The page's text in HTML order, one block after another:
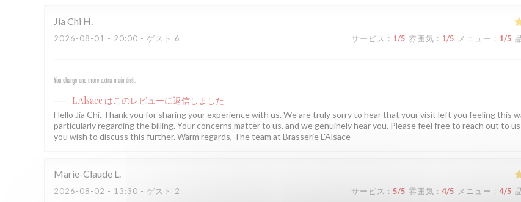
Jia Chi H
2026-08-01 - 20:00 - ゲスト 6 サービス : 1/5 雰囲気 : 1/5 メニュー : 1/5
You charge one more extra main dish.
L'Alsace はこのレビューに返信しました
Hello Jia Chi, Thank you for sharing your experience with us. We are truly sorry to hear that your visit left you feeling this
particularly regarding the billing. Your concerns matter to us, and we genuinely hear you. Please feel free to reach out to
you wish to discuss this further. Warm regards, The team at Brasserie L'Alsace
Marie-Claude L
2026-08-02 - 13:30 - ゲスト 2 サービス : 5/5 雰囲気 : 4/5 メニュー : 4/5